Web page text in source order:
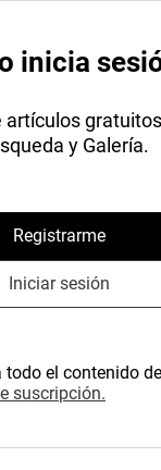
inicia
y Galería.
Registrarme
Iniciar sesión
el contenido
suscripción.